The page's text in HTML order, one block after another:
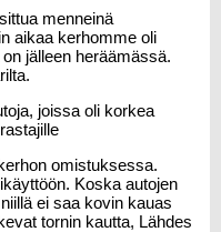
menneinä
aikaa kerhomme oli
jälleen heräämässä.
joissa oli korkea
omistuksessa.
Koska autojen
ei saa kovin kauas
tornin kautta, Lähdes